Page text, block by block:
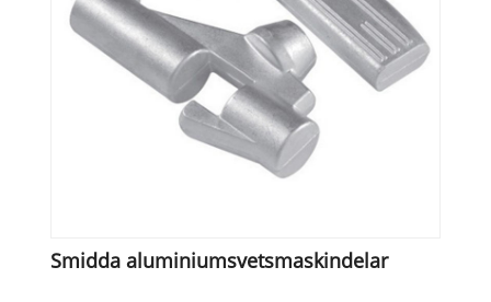
Smidda aluminiumsvetsmaskindelar